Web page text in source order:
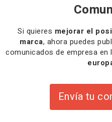
Si quieres mejorar el
marca, ahora puedes
comunicados de empresa
Envía tu